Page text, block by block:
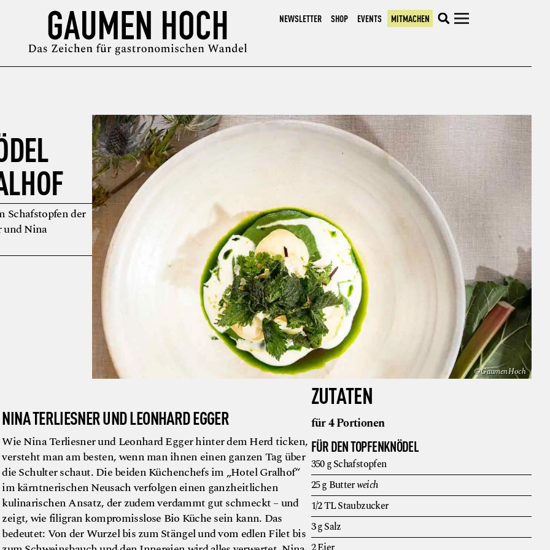
NEWSLETTER SHOP EVENTS MITMACHEN
MAGAZIN GUIDE PODCAST ÜBER UNS SYMPOSIUM
Schafstopfen der
und Nina
© Gaumen Hoch
NINA TERLIESNER UND LEONHARD EGGER
Wie Nina Terliesner und Leonhard Egger hinter dem Herd ticken,
versteht man am besten, wenn man ihnen einen ganzen Tag über
die Schulter schaut. Die beiden Küchenchefs im „Hotel Gralhof“
im kärntnerischen Neusach verfolgen einen ganzheitlichen
kulinarischen Ansatz, der zudem verdammt gut schmeckt – und
zeigt, wie filigran kompromisslose Bio Küche sein kann. Das
bedeutet: Von der Wurzel bis zum Stängel und vom edlen Filet bis
ZUTATEN
für 4 Portionen
FÜR DEN TOPFENKNÖDEL
350gSchafstopfen
25g Butterweich
1/2TLStaubzucker
3gSalz